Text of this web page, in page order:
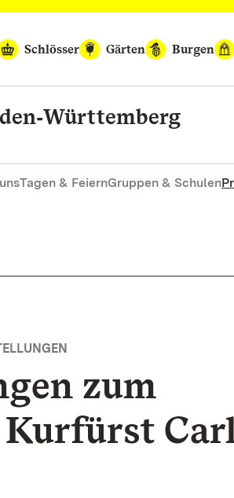
Schlösser
Gärten Burgen
Tagen & FeiernGruppen & Schulen
zum